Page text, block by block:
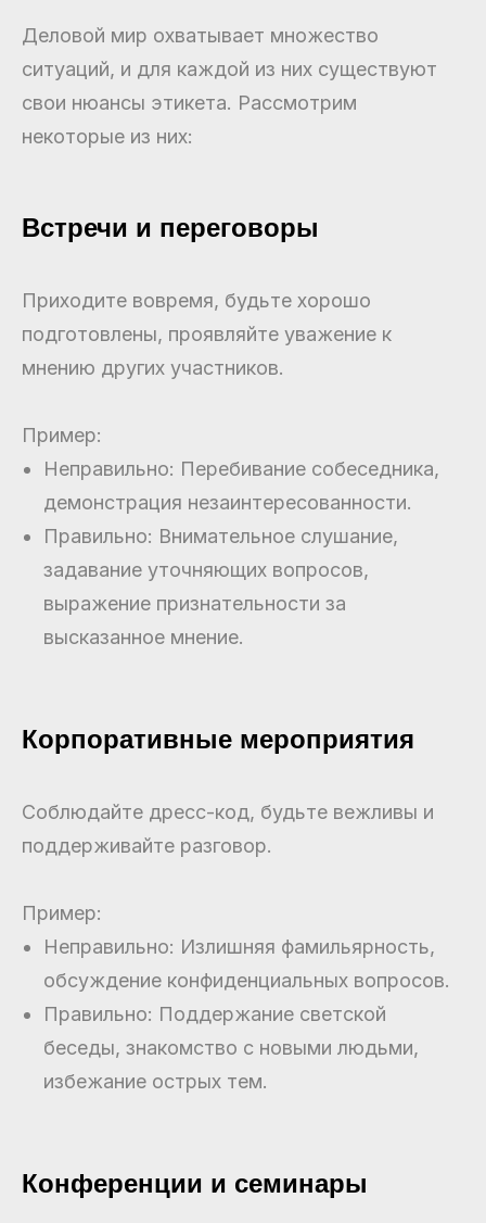
Деловой мир охватывает множество
ситуаций, и для каждой из них существуют
свои нюансы этикета. Рассмотрим
некоторые из них:
Встречи и переговоры
Приходите вовремя, будьте хорошо
подготовлены, проявляйте уважение к
мнению других участников.
Пример:
Неправильно: Перебивание собеседника,
демонстрация незаинтересованности.
Правильно: Внимательное слушание,
задавание уточняющих вопросов,
выражение признательности за
высказанное мнение.
Корпоративные мероприятия
Соблюдайте дресс-код, будьте вежливы и
поддерживайте разговор.
Пример:
Неправильно: Излишняя фамильярность,
обсуждение конфиденциальных вопросов.
Правильно: Поддержание светской
беседы, знакомство с новыми людьми,
избежание острых тем.
Конференции и семинары